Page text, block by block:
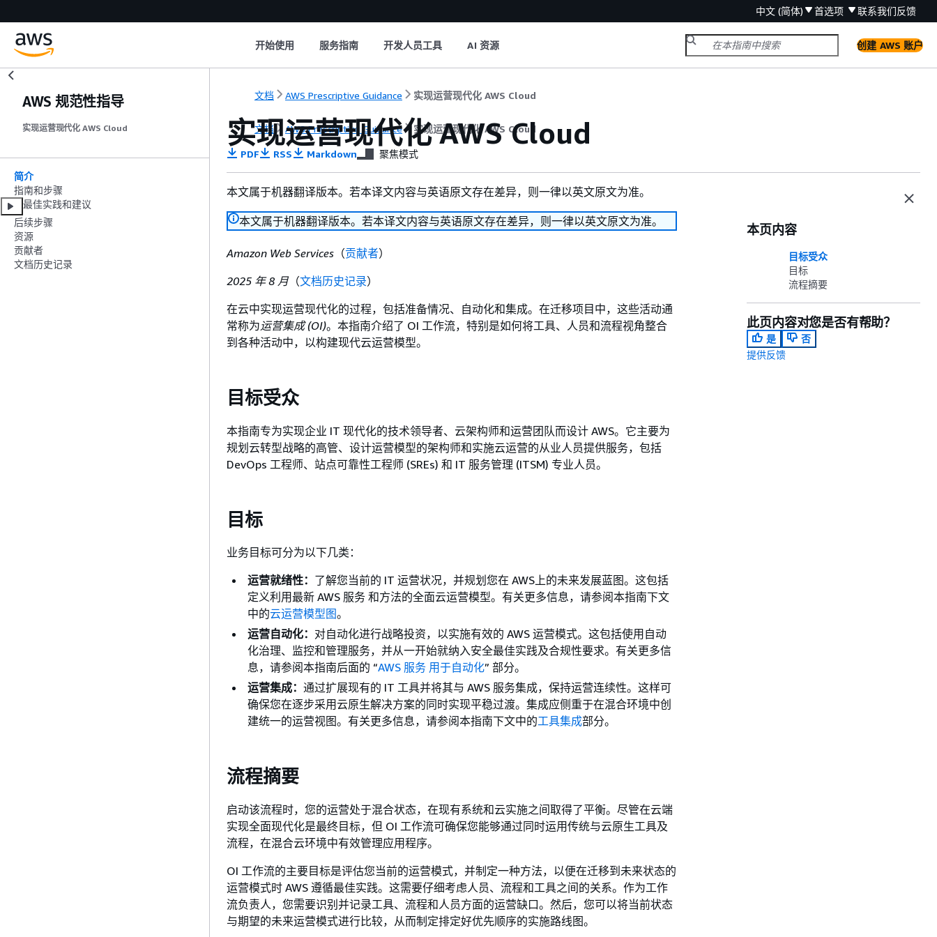
中文 (简体) 首选项 联系我们反馈
开始使用 服务指南 开发人员工具 AI 资源 创建 AWS 账户
AWS 规范性指导
实现运营现代化 AWS Cloud
简介
指南和步骤
最佳实践和建议
后续步骤
资源
贡献者
文档历史记录
文档 AWS Prescriptive Guidance 实现运营现代化 AWS Cloud
文档 AWS Prescriptive Guidance 实现运营现代化 AWS Cloud
实现运营现代化 AWS Cloud
PDF RSS Markdown 聚焦模式
本文属于机器翻译版本。若本译文内容与英语原文存在差异，则一律以英文原文为准。
本文属于机器翻译版本。若本译文内容与英语原文存在差异，则一律以英文原文为准。
Amazon Web Services （贡献者）
2025 年 8 月（文档历史记录）
在云中实现运营现代化的过程，包括准备情况、自动化和集成。在迁移项目中，这些活动通
常称为运营集成 (OI)。本指南介绍了 OI 工作流，特别是如何将工具、人员和流程视角整合
到各种活动中，以构建现代云运营模型。
目标受众
本指南专为实现企业 IT 现代化的技术领导者、云架构师和运营团队而设计 AWS。它主要为
规划云转型战略的高管、设计运营模型的架构师和实施云运营的从业人员提供服务，包括
DevOps 工程师、站点可靠性工程师 (SREs) 和 IT 服务管理 (ITSM) 专业人员。
目标
业务目标可分为以下几类：
运营就绪性： 了解您当前的 IT 运营状况，并规划您在 AWS上的未来发展蓝图。这包括
定义利用最新 AWS 服务 和方法的全面云运营模型。有关更多信息，请参阅本指南下文
中的云运营模型图。
运营自动化： 对自动化进行战略投资，以实施有效的 AWS 运营模式。这包括使用自动
化治理、监控和管理服务，并从一开始就纳入安全最佳实践及合规性要求。有关更多信
息，请参阅本指南后面的 “AWS 服务 用于自动化” 部分。
运营集成： 通过扩展现有的 IT 工具并将其与 AWS 服务集成，保持运营连续性。这样可
确保您在逐步采用云原生解决方案的同时实现平稳过渡。集成应侧重于在混合环境中创
建统一的运营视图。有关更多信息，请参阅本指南下文中的工具集成部分。
流程摘要
启动该流程时，您的运营处于混合状态，在现有系统和云实施之间取得了平衡。尽管在云端
实现全面现代化是最终目标，但 OI 工作流可确保您能够通过同时运用传统与云原生工具及
流程，在混合云环境中有效管理应用程序。
OI 工作流的主要目标是评估您当前的运营模式，并制定一种方法，以便在迁移到未来状态的
运营模式时 AWS 遵循最佳实践。这需要仔细考虑人员、流程和工具之间的关系。作为工作
流负责人，您需要识别并记录工具、流程和人员方面的运营缺口。然后，您可以将当前状态
与期望的未来运营模式进行比较，从而制定排定好优先顺序的实施路线图。
本页内容
目标受众
目标
流程摘要
此页内容对您是否有帮助？
是
否
提供反馈